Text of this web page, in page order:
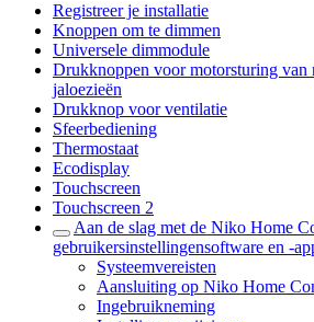
Registreer je installatie
Knoppen om te dimmen
Universele dimmodule
Drukknoppen voor motorsturing
jaloezieën
Drukknop voor ventilatie
Sfeerbediening
Thermostaat
Ecodisplay
Touchscreen
Touchscreen 2
Aan de slag met de Niko Home
gebruikersinstellingensoftware en -
Systeemvereisten
Aansluiting op Niko Home
Ingebruikneming